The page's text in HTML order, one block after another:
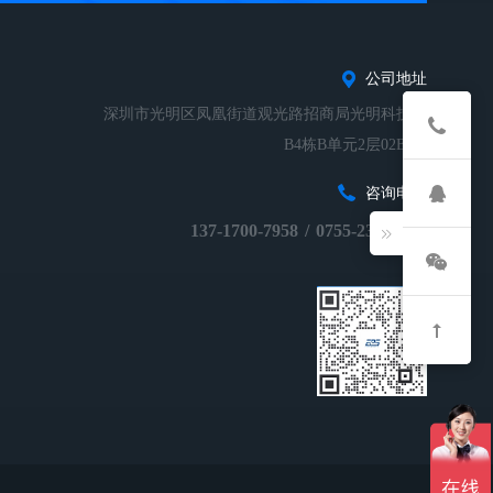
公司地址
深圳市光明区凤凰街道观光路招商局光明科技园
B4栋B单元2层02B-01
咨询电话
137-1700-7958 / 0755-23248674